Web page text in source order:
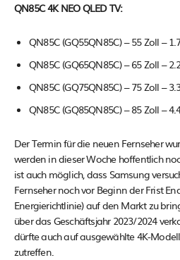
QN85C 4K NEO QLED TV:
QN85C (GQ55QN85C) – 55 Zoll –
QN85C (GQ65QN85C) – 65 Zoll –
QN85C (GQ75QN85C) – 75 Zoll –
QN85C (GQ85QN85C) – 85 Zoll –
Der Termin für die neuen Fernseher
werden in dieser Woche hoffentlich
ist auch möglich, dass Samsung
Fernseher noch vor Beginn der Frist
Energierichtlinie) auf den Markt zu
über das Geschäftsjahr 2023/2024
dürfte auch auf ausgewählte 4K-
zutreffen.